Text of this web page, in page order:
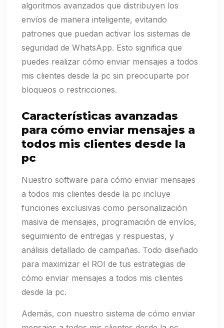
algoritmos avanzados que distribuyen los
envíos de manera inteligente, evitando
patrones que puedan activar los sistemas de
seguridad de WhatsApp. Esto significa que
puedes realizar cómo enviar mensajes a todos
mis clientes desde la pc sin preocuparte por
bloqueos o restricciones.
Características avanzadas
para cómo enviar mensajes a
todos mis clientes desde la
pc
Nuestro software para cómo enviar mensajes
a todos mis clientes desde la pc incluye
funciones exclusivas como personalización
masiva de mensajes, programación de envíos,
seguimiento de entregas y respuestas, y
análisis detallado de campañas. Todo diseñado
para maximizar el ROI de tus estrategias de
cómo enviar mensajes a todos mis clientes
desde la pc.
Además, con nuestro sistema de cómo enviar